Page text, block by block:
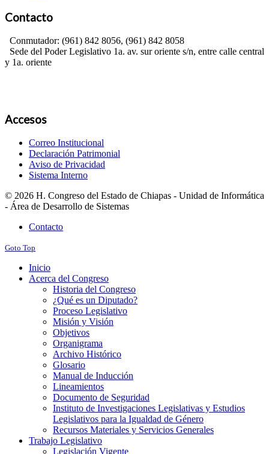
Contacto
Conmutador: (961) 842 8056, (961) 842 8058
Sede del Poder Legislativo 1a. av. sur oriente s/n, entre calle central
y 1a. oriente
Accesos
Correo Institucional
Declaración Patrimonial
Aviso de Privacidad
Sistema Interno
© 2026 H. Congreso del Estado de Chiapas - Unidad de Informática
- Área de Desarrollo de Sistemas
Contacto
Goto Top
Inicio
Acerca del Congreso
Historia del Congreso
¿Qué es un Diputado?
Proceso Legislativo
Misión y Visión
Objetivos
Organigrama
Archivo Histórico
Glosario
Manual de Inducción
Lineamientos
Documento de Seguridad
Instituto de Investigaciones Legislativas y Estudios
Legislativos para la Igualdad de Género
Recursos Materiales y Servicios Generales
Trabajo Legislativo
Legislación Vigente